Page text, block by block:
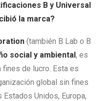
B y Universal
la marca?
(también B Lab o B
social y ambiental, es
de lucro. Esta es
global sin fines
Unidos, Europa,